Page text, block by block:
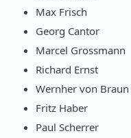
Max Frisch
Georg Cantor
Marcel Grossmann
Richard Ernst
Wernher von Braun
Fritz Haber
Paul Scherrer